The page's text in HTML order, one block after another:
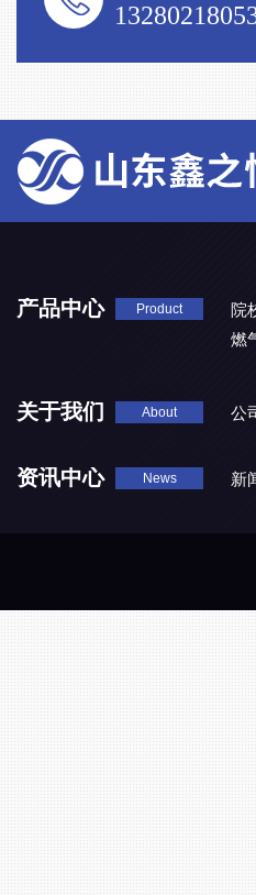
产品中心 Product
院
燃
关于我们 About 公
资讯中心 News 新